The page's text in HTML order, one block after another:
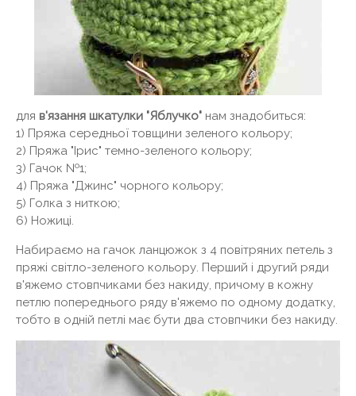
для в'язання шкатулки "Яблучко" нам знадобиться:
1) Пряжа середньої товщини зеленого кольору;
2) Пряжа "Ірис" темно-зеленого кольору;
3) Гачок №1;
4) Пряжа "Джинс" чорного кольору;
5) Голка з ниткою;
6) Ножиці.
Набираємо на гачок ланцюжок з 4 повітряних петель з
пряжі світло-зеленого кольору. Перший і другий ряди
в'яжемо стовпчиками без накиду, причому в кожну
петлю попереднього ряду в'яжемо по одному додатку,
тобто в одній петлі має бути два стовпчики без накиду.